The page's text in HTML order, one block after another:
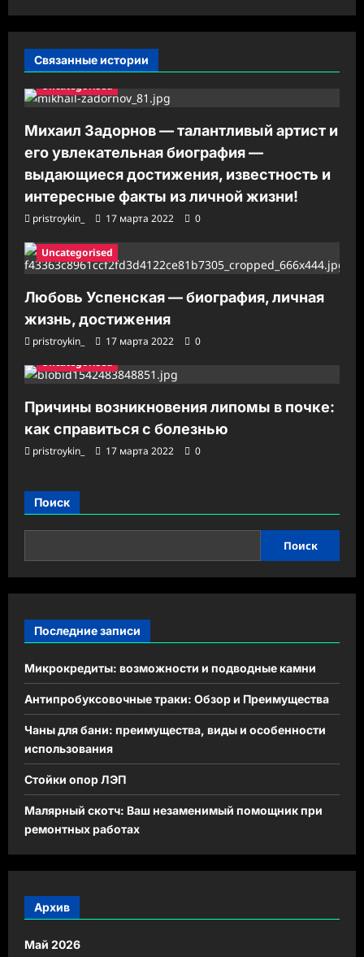
и
и
Связанные истории
Uncategorised
Михаил Задорнов — талантливый артист и
его увлекательная биография —
выдающиеся достижения, известность и
интересные факты из личной жизни!
pristroykin_ 17 марта 2022 0
Uncategorised
Любовь Успенская — биография, личная
жизнь, достижения
pristroykin_ 17 марта 2022
0
Uncategorised
Причины возникновения липомы в почке:
как справиться с болезнью
pristroykin_ 17 марта 2022 0
Поиск
Поиск
Последние записи
Микрокредиты: возможности и подводные камни
Антипробуксовочные траки: Обзор и Преимущества
Чаны для бани: преимущества, виды и особенности
использования
Стойки опор ЛЭП
Малярный скотч: Ваш незаменимый помощник при
ремонтных работах
Архив
Май 2026